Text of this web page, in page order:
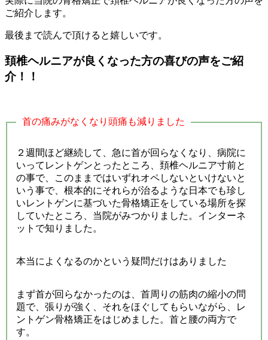
ご紹介します。
最後まで読んで頂けると嬉しいです。
頚椎ヘルニアが良くなった方の喜びの声をご紹
介！！
首の痛みがなくなり頭痛も減りました
２週間ほど継続して、急に首が回らなくなり、病院に
いってレントゲンとったところ、頚椎ヘルニア寸前と
の事で、このままではいずれオペしないといけないと
いう事で、根本的にそれらが治るような日本でも珍し
いレントゲンに基づいた骨格矯正をしている場所を探
していたところ、当院がみつかりました。インターネ
ットで知りました。
本当によくなるのかという疑問だけはありました
まず首が回らなかったのは、首周りの筋肉の縮小の問
題で、張りが強く、それをほぐしてもらいながら、レ
ントゲン骨格矯正をはじめました。首と腰の両方で
す。